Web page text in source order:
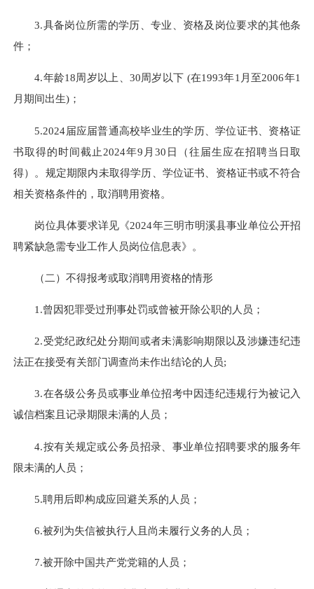
3.具备岗位所需的学历、专业、资格及岗位要求的其他条
件；
4.年龄18周岁以上、30周岁以下 (在1993年1月至2006年1
月期间出生)；
5.2024届应届普通高校毕业生的学历、学位证书、资格证
书取得的时间截止2024年9月30日（往届生应在招聘当日取
得）。规定期限内未取得学历、学位证书、资格证书或不符合
相关资格条件的，取消聘用资格。
岗位具体要求详见《2024年三明市明溪县事业单位公开招
聘紧缺急需专业工作人员岗位信息表》。
（二）不得报考或取消聘用资格的情形
1.曾因犯罪受过刑事处罚或曾被开除公职的人员；
2.受党纪政纪处分期间或者未满影响期限以及涉嫌违纪违
法正在接受有关部门调查尚未作出结论的人员;
3.在各级公务员或事业单位招考中因违纪违规行为被记入
诚信档案且记录期限未满的人员；
4.按有关规定或公务员招录、事业单位招聘要求的服务年
限未满的人员；
5.聘用后即构成应回避关系的人员；
6.被列为失信被执行人且尚未履行义务的人员；
7.被开除中国共产党党籍的人员；